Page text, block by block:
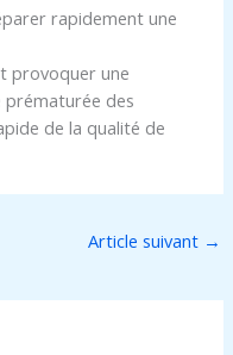
rapidement une
provoquer une
prématurée des
de la qualité de
Article suivant →